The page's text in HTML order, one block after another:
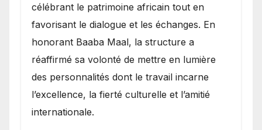
célébrant le patrimoine africain tout en
favorisant le dialogue et les échanges. En
honorant Baaba Maal, la structure a
réaffirmé sa volonté de mettre en lumière
des personnalités dont le travail incarne
l’excellence, la fierté culturelle et l’amitié
internationale.